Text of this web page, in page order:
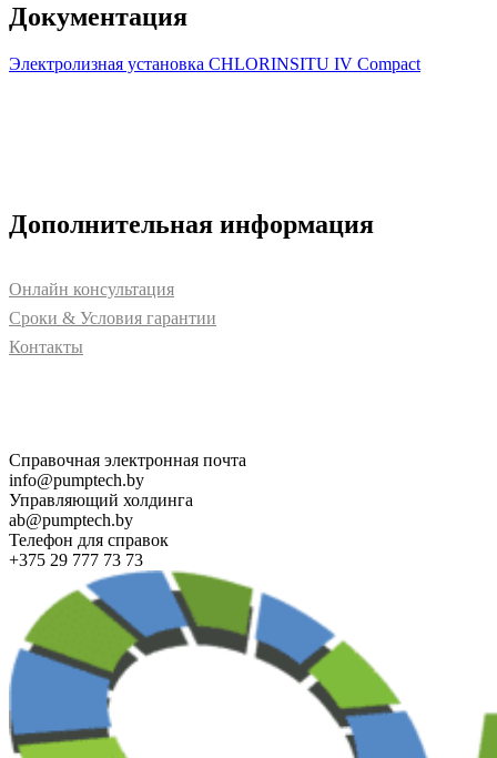
Документация
Электролизная установка CHLORINSITU IV Compact
Дополнительная информация
Онлайн консультация
Сроки & Условия гарантии
Контакты
Справочная электронная почта
info@pumptech.by
Управляющий холдинга
ab@pumptech.by
Телефон для справок
+375 29 777 73 73